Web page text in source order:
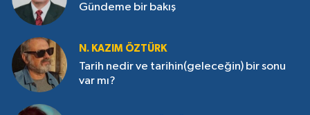
Gündeme bir bakış
N. KAZIM ÖZTÜRK
Tarih nedir ve tarihin(geleceğin) bir sonu
var mı?